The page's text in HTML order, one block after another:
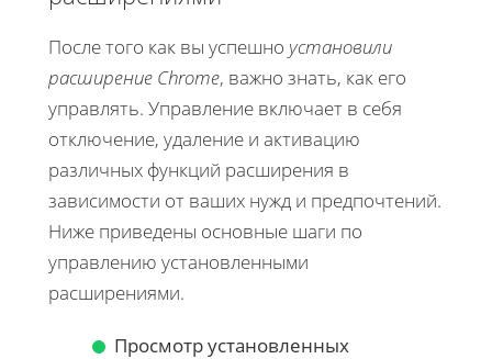
После того как вы успешно установили
расширение Chrome, важно знать, как его
управлять. Управление включает в себя
отключение, удаление и активацию
различных функций расширения в
зависимости от ваших нужд и предпочтений.
Ниже приведены основные шаги по
управлению установленными
расширениями.
Просмотр установленных